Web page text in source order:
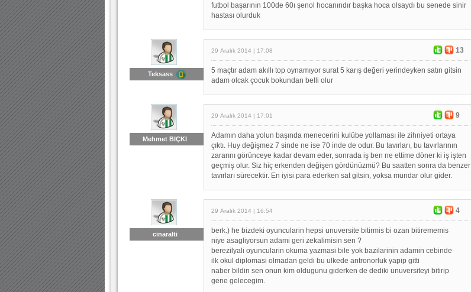
futbol başarının 100de 60ı şenol hocanındır başka hoca olsaydı bu senede sinir
hastası olurduk
Teksass
29 Aralık 2014 | 17:08 13
5 maçtır adam akıllı top oynamıyor surat 5 karış değeri yerindeyken satın gitsin
adam olcak çocuk bokundan belli olur
Mehmet BIÇKI
29 Aralık 2014 | 17:01 9
Adamın daha yolun başında menecerini kulübe yollaması ile zihniyeti ortaya
çıktı. Huy değişmez 7 sinde ne ise 70 inde de odur. Bu tavırları, bu tavırlarının
zararını görünceye kadar devam eder, sonrada iş ben ne ettime döner ki iş işten
geçmiş olur. Siz hiç erkenden değişen gördünüzmü? Bu saatten sonra da benzer
tavırları sürecektir. En iyisi para ederken sat gitsin, yoksa mundar olur gider.
cinaralti
29 Aralık 2014 | 16:54 4
berk.) he bizdeki oyuncularin hepsi unuversite bitirmis bi ozan bitirememis
niye asagliyorsun adami geri zekalimisin sen ?
berezilyali oyuncularin okuma yazmasi bile yok bazilarinin adamin cebinde
ilk okul diplomasi olmadan geldi bu ulkede antronorluk yapip gitti
naber bildin sen onun kim oldugunu giderken de dediki unuversiteyi bitirip
gene gelecegim.